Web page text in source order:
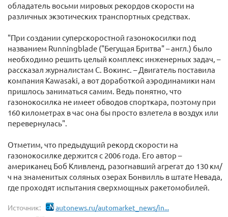
обладатель восьми мировых рекордов скорости на
различных экзотических транспортных средствах.
"При создании суперскоростной газонокосилки под
названием Runningblade ("Бегущая Бритва" – англ.) было
необходимо решить целый комплекс инженерных задач, –
рассказал журналистам С. Вокинс. – Двигатель поставила
компания Kawasaki, а вот доработкой аэродинамики нам
пришлось заниматься самим. Ведь понятно, что
газонокосилка не имеет обводов спорткара, поэтому при
160 километрах в час она бы просто взлетела в воздух или
перевернулась".
Отметим, что предыдущий рекорд скорости на
газонокосилке держится с 2006 года. Его автор –
американец Боб Кливленд, разогнавший агрегат до 130 км/
ч на знаменитых соляных озерах Бонвилль в штате Невада,
где проходят испытания сверхмощных ракетомобилей.
Источник: autonews.ru/automarket_news/in...